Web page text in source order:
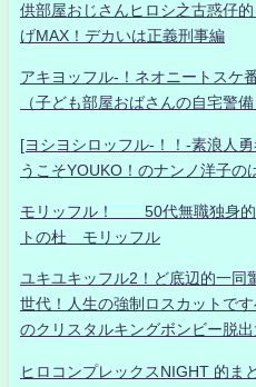
供部屋おじさんヒロシ之古惑仔
げMAX！デカいは正義刑事編
アキヨッフル-！ネオニートスケ
（子ども部屋おばさんの自宅警
[ヨシヨシロッフル-！！-素浪人
うこそYOUKO！のナンノ洋子の
モリッフル！ 50代無職独身的
トの杜 モリッフル
ユキユキッフル2！ど底辺的一同
世代！人生の強制ロスカットで
のクリスタルキングボンビー脱
ヒロコンプレックスNIGHT 的ま